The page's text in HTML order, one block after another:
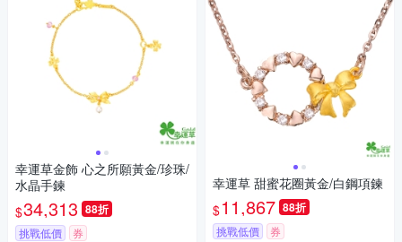
幸運草金飾 心之所願黃金/珍珠/
水晶手鍊
$34,313 88折
挑戰低價 券
幸運草 甜蜜花圈黃金/白鋼項鍊
$11,867 88折
挑戰低價 券